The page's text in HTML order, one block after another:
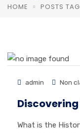
HOME POSTS
admin Non
Discovering
What is the